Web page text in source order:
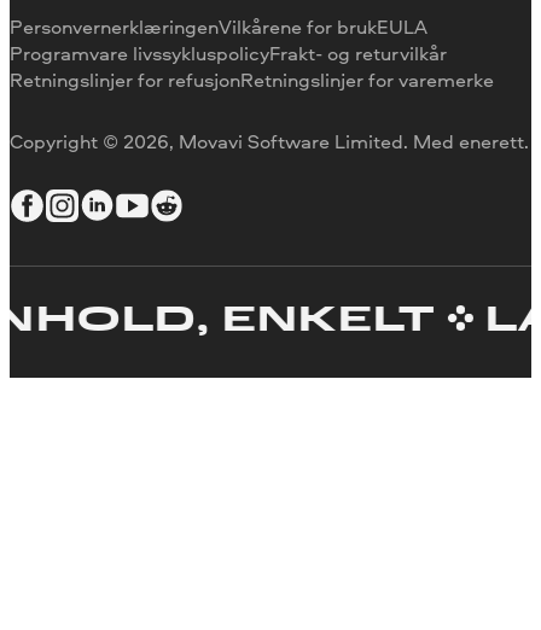
Grunner til å velge oss
Copyright © 2026, Movavi Software Limited. Med enerett.
PersonvernerklæringenVilkårene for brukEULA
Programvare livssykluspolicyFrakt- og returvilkår
Retningslinjer for refusjonRetningslinjer for varemerke
ENKELT LAG